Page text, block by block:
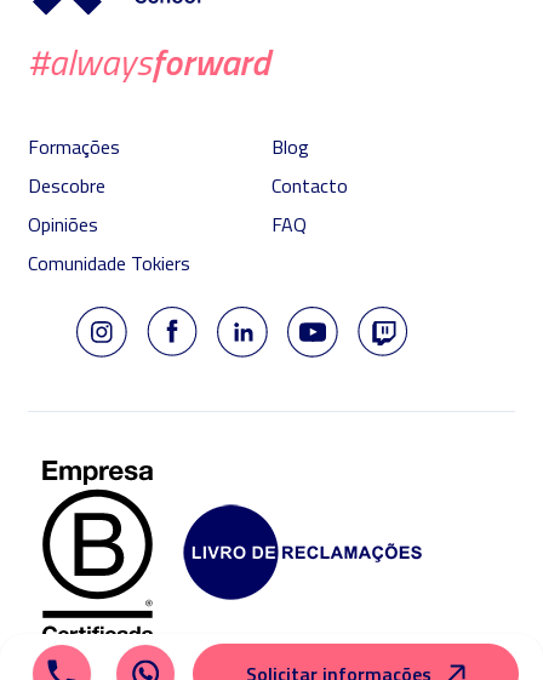
#alwaysforward
Formações
Descobre
Opiniões
Comunidade Tokiers
Blog
Contacto
FAQ
Solicitar informações